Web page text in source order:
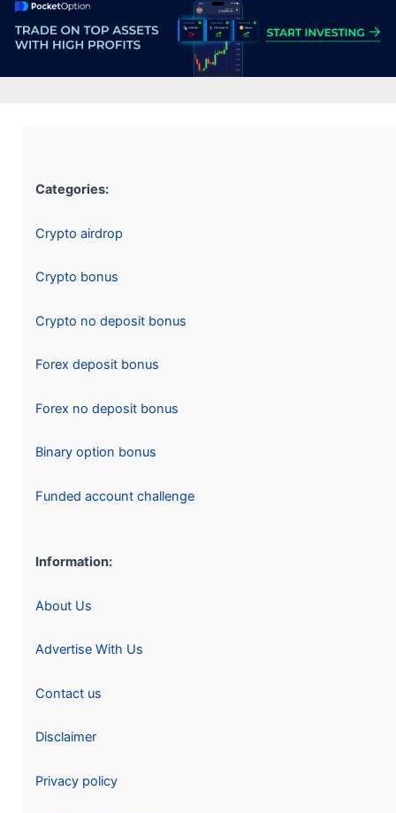
Categories:
Crypto airdrop
Crypto bonus
Crypto no deposit bonus
Forex deposit bonus
Forex no deposit bonus
Binary option bonus
Funded account challenge
Information:
About Us
Advertise With Us
Contact us
Disclaimer
Privacy policy